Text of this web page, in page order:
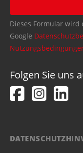
Dieses Formular wird
Google
Folgen Sie uns